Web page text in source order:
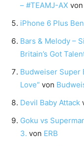
– #TEAMJ-AX von
iPhone 6 Plus
Bars & Melody –
Britain’s Got
Budweiser Super
Love“ von
Devil Baby Attack
Goku vs
3. von ERB